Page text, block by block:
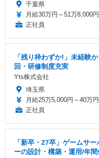
千葉県
月給30万円～51万8,000円
正社員
「残り枠わずか!」未経験
回・研修制度充実
Yts株式会社
埼玉県
月給25万5,000円～40万円
正社員
「新卒・27卒」ゲームサ
ーの設計・構築・運用/年